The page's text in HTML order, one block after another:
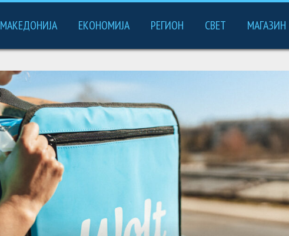
МАКЕДОНИЈА ЕКОНОМИЈА РЕГИОН СВЕТ МАГАЗИН